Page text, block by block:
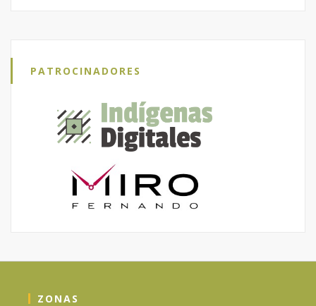
PATROCINADORES
ZONAS